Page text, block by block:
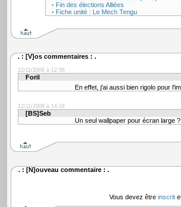
- Fin des élections Alliées
- Fiche unité : Le Mech Tengu
. : [V]os commentaires : .
12/11/2008 à 12:58
Foril
En effet, j'ai aussi bien rigolo pour
12/11/2008 à 14:18
[BS]Seb
Un seul wallpaper pour écran large
. : [N]ouveau commentaire : .
Vous devez être inscrit